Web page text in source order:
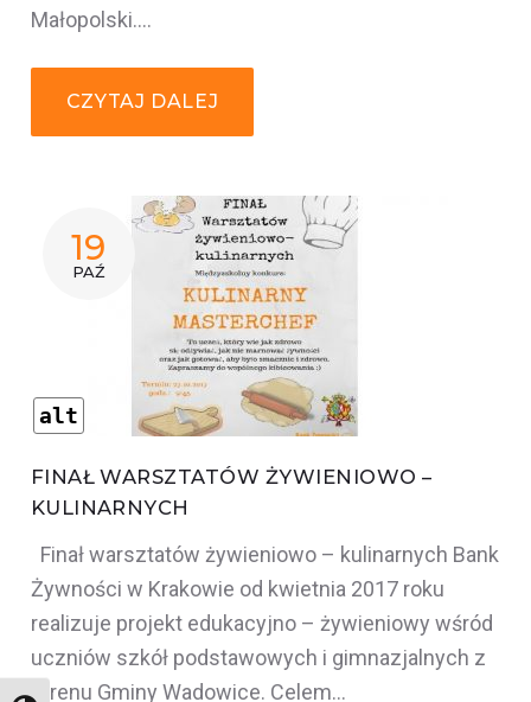
Małopolski.…
CZYTAJ DALEJ
19
PAŹ
alt
FINAŁ WARSZTATÓW ŻYWIENIOWO –
KULINARNYCH
Finał warsztatów żywieniowo – kulinarnych Bank
Żywności w Krakowie od kwietnia 2017 roku
realizuje projekt edukacyjno – żywieniowy wśród
uczniów szkół podstawowych i gimnazjalnych z
terenu Gminy Wadowice. Celem…